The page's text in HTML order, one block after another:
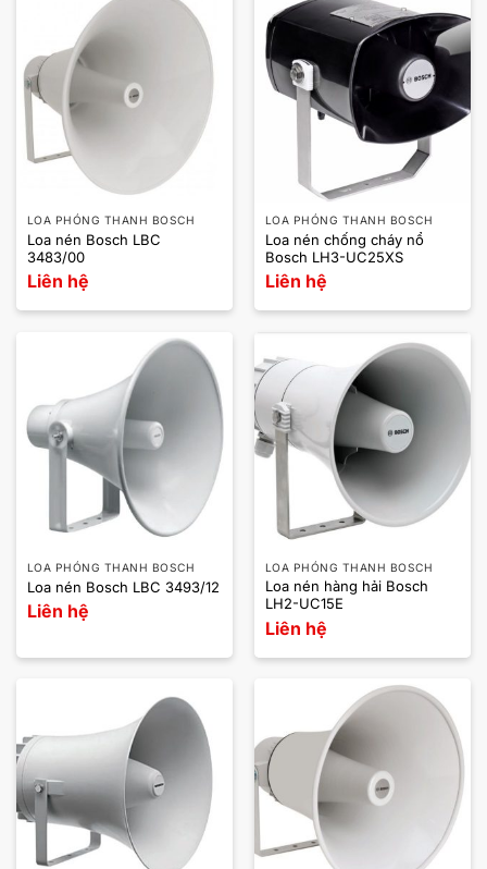
LOA PHÓNG THANH BOSCH
Loa nén Bosch LBC
3483/00
Liên hệ
LOA PHÓNG THANH BOSCH
Loa nén chống cháy nổ
Bosch LH3-UC25XS
Liên hệ
LOA PHÓNG THANH BOSCH
Loa nén Bosch LBC 3493/12
Liên hệ
LOA PHÓNG THANH BOSCH
Loa nén hàng hải Bosch
LH2-UC15E
Liên hệ